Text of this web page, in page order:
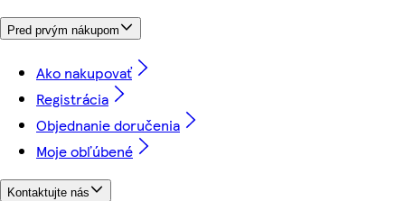
Pred prvým nákupom
Ako nakupovať
Registrácia
Objednanie doručenia
Moje obľúbené
Kontaktujte nás